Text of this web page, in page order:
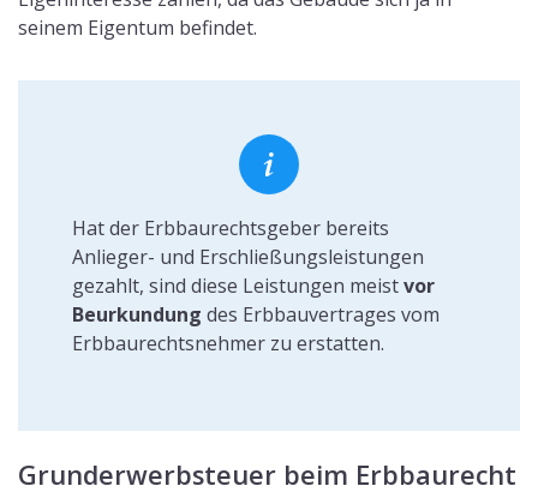
seinem Eigentum befindet.
Hat der Erbbaurechtsgeber bereits
Anlieger- und Erschließungsleistungen
gezahlt, sind diese Leistungen meistvor
Beurkundung des Erbbauvertrages vom
Erbbaurechtsnehmer zu erstatten.
Grunderwerbsteuer beim Erbbaurecht